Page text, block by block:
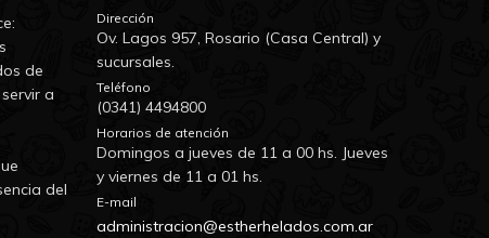
de
a
del
Dirección
Ov. Lagos 957, Rosario (Casa Central) y
sucursales.
Teléfono
(0341) 4494800
Horarios de atención
Domingos a jueves de 11 a 00 hs. Jueves
y viernes de 11 a 01 hs.
E-mail
administracion@estherhelados.com.ar